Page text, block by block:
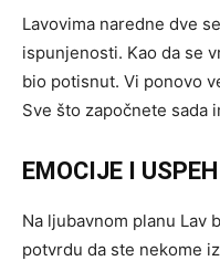
Lavovima naredne dve
ispunjenosti. Kao da se
bio potisnut. Vi ponovo
Sve što započnete sada
EMOCIJE I
Na ljubavnom planu Lav
potvrdu da ste nekome